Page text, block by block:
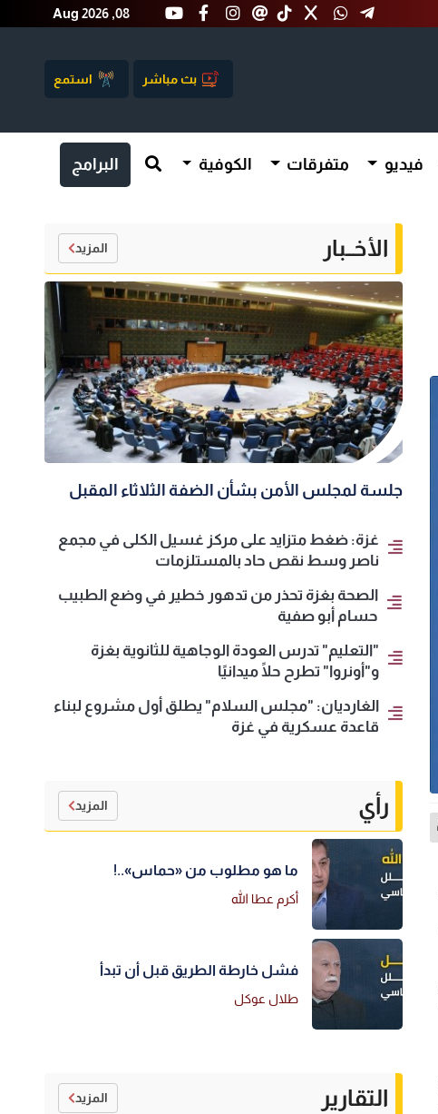
Aug 2026 ,08
بث مباشر استمع
فيديو متفرقات الكوفية البرامج
الأخــبار المزيد
جلسة لمجلس الأمن بشأن الضفة الثلاثاء المقبل
غزة: ضغط متزايد على مركز غسيل الكلى في مجمع
ناصر وسط نقص حاد بالمستلزمات
الصحة بغزة تحذر من تدهور خطير في وضع الطبيب
حسام أبو صفية
"التعليم" تدرس العودة الوجاهية للثانوية بغزة
و"أونروا" تطرح حلًا ميدانيًا
الغارديان: "مجلس السلام" يطلق أول مشروع لبناء
قاعدة عسكرية في غزة
رأي المزيد
ما هو مطلوب من «حماس»..!
أكرم عطا الله
فشل خارطة الطريق قبل أن تبدأ
طلال عوكل
التقارير المزيد